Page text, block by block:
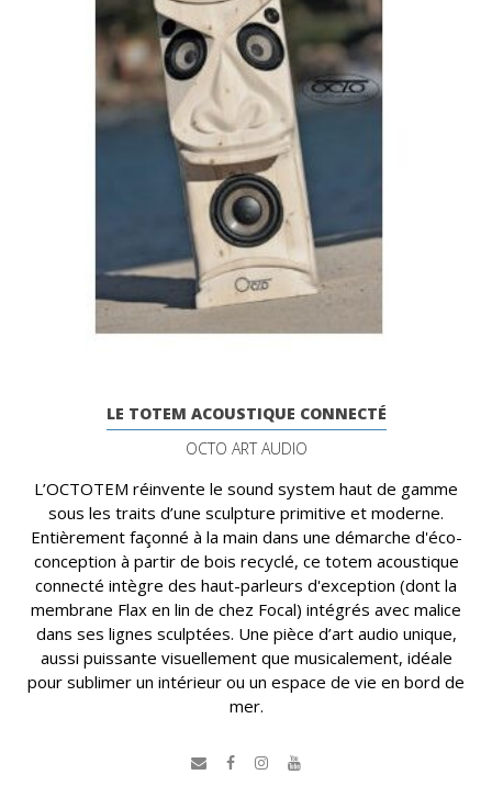
LE TOTEM ACOUSTIQUE CONNECTÉ
OCTO ART AUDIO
L’OCTOTEM réinvente le sound system haut de gamme
sous les traits d’une sculpture primitive et moderne.
Entièrement façonné à la main dans une démarche d'éco-
conception à partir de bois recyclé, ce totem acoustique
connecté intègre des haut-parleurs d'exception (dont la
membrane Flax en lin de chez Focal) intégrés avec malice
dans ses lignes sculptées. Une pièce d’art audio unique,
aussi puissante visuellement que musicalement, idéale
pour sublimer un intérieur ou un espace de vie en bord de
mer.